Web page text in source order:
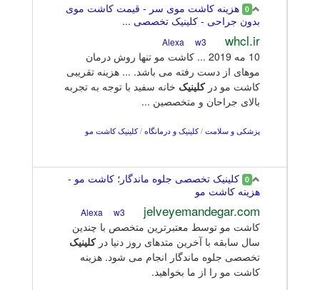
0 هزینه کاشت موی سر - قیمت کاشت موی
بدون جراحی - کلینیک تخصصی ...
whcl.ir
w3
10 مه 2019 ... کاشت مو تنها روش درمان
موهای از دست رفته می باشد. ... هزینه تقریبی
کاشت مو درکلینیک خانه سفید با توجه به تجربه
بالای جراحان و متخصصین ...
پزشکی و سلامت /کلینیک و درمانگاه /کلینیک کاشت مو
0 کلینیک تخصصی جلوه ماندگار؛ کاشت مو -
هزینه کاشت مو
jelveyemandegar.com
w3
کاشت مو توسط معتبرترین متخصص با چندین
سال سابقه با آخرین متدهای روز دنیا درکلینیک
تخصصی جلوه ماندگار انجام می شود. هزینه
کاشت مو را از ما بخواهید.